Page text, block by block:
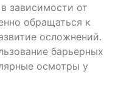
зависимости от
обращаться к
осложнений.
барьерных
осмотры у